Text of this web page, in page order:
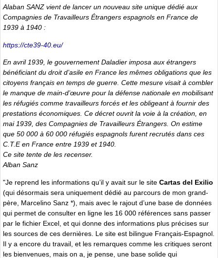
Alaban SANZ vient de lancer un nouveau site unique dédié aux
Compagnies de Travailleurs Étrangers espagnols en France de
1939 à 1940 :
https://cte39-40.eu/
En avril 1939, le gouvernement Daladier imposa aux étrangers
bénéficiant du droit d’asile en France les mêmes obligations que les
citoyens français en temps de guerre. Cette mesure visait à combler
le manque de main-d’œuvre pour la défense nationale en mobilisant
les réfugiés comme travailleurs forcés et les obligeant à fournir des
prestations économiques. Ce décret ouvrit la voie à la création, en
mai 1939, des Compagnies de Travailleurs Étrangers. On estime
que 50 000 à 60 000 réfugiés espagnols furent recrutés dans ces
C.T.E en France entre 1939 et 1940.
Ce site tente de les recenser.
Alban Sanz
"Je reprend les informations qu’il y avait sur le site Cartas del Exilio
(qui désormais sera uniquement dédié au parcours de mon grand-
père, Marcelino Sanz *), mais avec le rajout d’une base de données
qui permet de consulter en ligne les 16 000 références sans passer
par le fichier Excel, et qui donne des informations plus précises sur
les sources de ces dernières. Le site est bilingue Français-Espagnol.
Il y a encore du travail, et les remarques comme les critiques seront
les bienvenues, mais on a, je pense, une base solide qui